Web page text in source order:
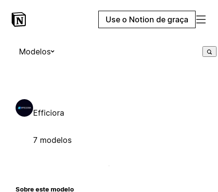
Use o Notion de graça
Modelos
Efficiora
7 modelos
Sobre este modelo